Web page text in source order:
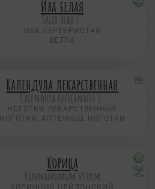
Ива белая
Salix alba L.
ИВА СЕРЕБРИСТАЯ
ВЕТЛА
Календула лекарственная
Calendula officinalis L.
НОГОТКИ ЛЕКАРСТВЕННЫЕ
НОГОТКИ, АПТЕЧНЫЕ НОГОТКИ
Корица
Cinnamomum verum
КОРИЧНИК ЦЕЙЛОНСКИЙ